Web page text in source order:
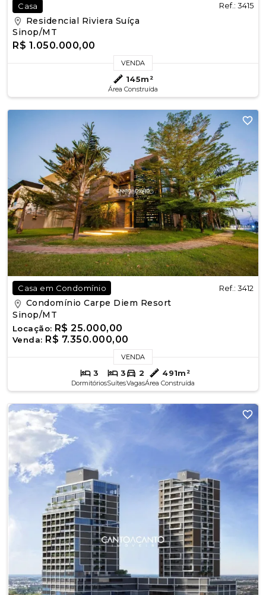
Casa Ref.: 3415
Residencial Riviera Suíça
Sinop/MT
R$ 1.050.000,00
VENDA
145m²
Área Construída
Casa em Condomínio Ref.: 3412
Condomínio Carpe Diem Resort
Sinop/MT
Locação: R$ 25.000,00
Venda: R$ 7.350.000,00
VENDA
3
Dormitórios
3
Suítes
2
Vagas
491m²
Área Construída